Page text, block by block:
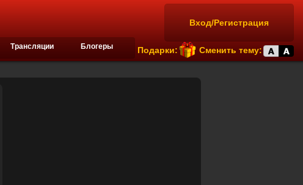
Вход/Регистрация
Подарки: Сменить тему:
Трансляции Блогеры